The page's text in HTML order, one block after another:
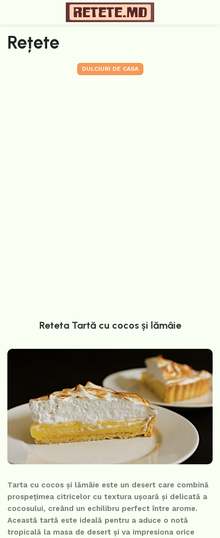
Rețete
DULCIURI DE CASA
Reteta Tartă cu cocos și lămâie
Tarta cu cocos și lămâie este un desert care combină
prospețimea citricelor cu textura ușoară și delicată a
cocosului, creând un echilibru perfect între arome.
Această tartă este ideală pentru a aduce o notă
tropicală la masa de desert și va impresiona orice